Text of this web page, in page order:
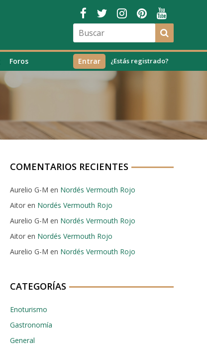
Foros ¿Estás registrado?
Entrar
COMENTARIOS RECIENTES
Aurelio G-M en Nordés Vermouth Rojo
Aitoren Nordés Vermouth Rojo
Aurelio G-M en Nordés Vermouth Rojo
Aitoren Nordés Vermouth Rojo
Aurelio G-M en Nordés Vermouth Rojo
CATEGORÍAS
Enoturismo
Gastronomía
General